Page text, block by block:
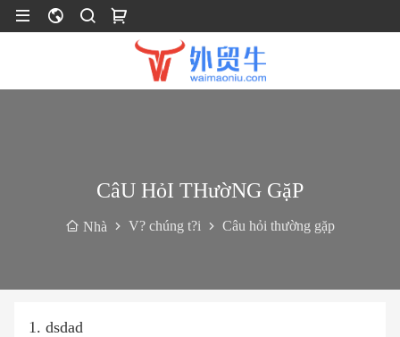
CâU HỏI THườNG GặP
Nhà V? chúng t?i Câu hỏi thường gặp
1. dsdad